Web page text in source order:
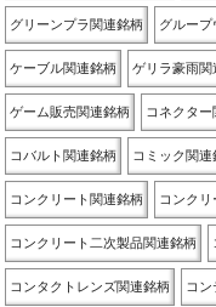
グリーンプラ関連銘柄 グルー
ケーブル関連銘柄 ゲリラ豪雨関
ゲーム販売関連銘柄 コネクタ
コバルト関連銘柄 コミック関連
コンクリート関連銘柄 コンク
コンクリート二次製品関連銘柄
コンタクトレンズ関連銘柄 コ